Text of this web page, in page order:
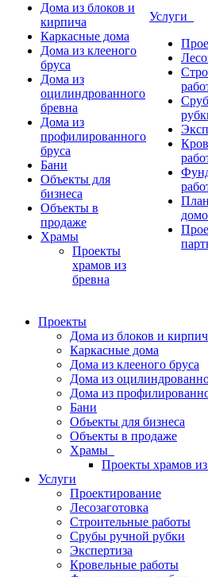
Дома из блоков и
кирпича
Каркасные дома
Дома из клееного
бруса
Дома из
оцилиндрованного
бревна
Дома из
профилированного
бруса
Бани
Объекты для
бизнеса
Объекты в
продаже
Храмы
Проекты
храмов из
бревна
Услуги
Проекты
Дома из блоков и
Каркасные дома
Дома из клееного бруса
Дома из
Дома из
Бани
Объекты для бизнеса
Объекты в продаже
Храмы
Проекты храмов из
Услуги
Проектирование
Лесозаготовка
Строительные работы
Срубы ручной рубки
Экспертиза
Кровельные работы